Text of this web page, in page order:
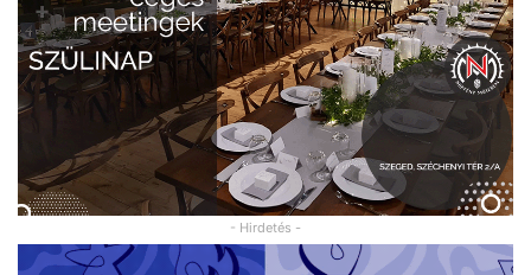
- Hirdetés -